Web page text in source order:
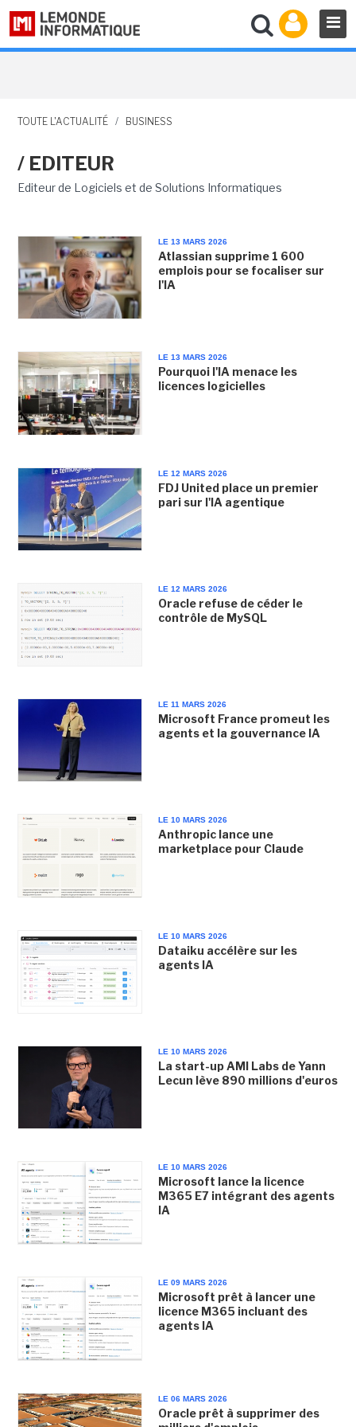
TOUTE L'ACTUALITÉ / BUSINESS
/ EDITEUR
Editeur de Logiciels et de Solutions Informatiques
LE 13 MARS 2026
Atlassian supprime 1 600
emplois pour se focaliser sur
l'IA
LE 13 MARS 2026
Pourquoi l'IA menace les
licences logicielles
LE 12 MARS 2026
FDJ United place un premier
pari sur l'IA agentique
LE 12 MARS 2026
Oracle refuse de céder le
contrôle de MySQL
LE 11 MARS 2026
Microsoft France promeut les
agents et la gouvernance IA
LE 10 MARS 2026
Anthropic lance une
marketplace pour Claude
LE 10 MARS 2026
Dataiku accélère sur les
agents IA
LE 10 MARS 2026
La start-up AMI Labs de Yann
Lecun lève 890 millions d'euros
LE 10 MARS 2026
Microsoft lance la licence
M365 E7 intégrant des agents
IA
LE 09 MARS 2026
Microsoft prêt à lancer une
licence M365 incluant des
agents IA
LE 06 MARS 2026
Oracle prêt à supprimer des